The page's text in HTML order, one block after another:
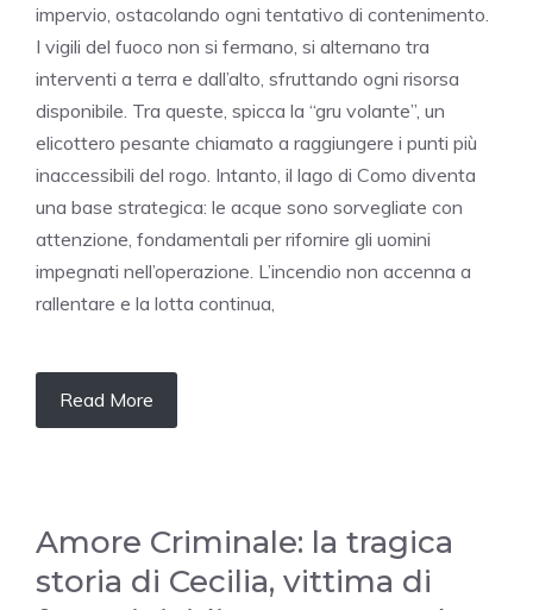
impervio, ostacolando ogni tentativo di contenimento.
I vigili del fuoco non si fermano, si alternano tra
interventi a terra e dall’alto, sfruttando ogni risorsa
disponibile. Tra queste, spicca la “gru volante”, un
elicottero pesante chiamato a raggiungere i punti più
inaccessibili del rogo. Intanto, il lago di Como diventa
una base strategica: le acque sono sorvegliate con
attenzione, fondamentali per rifornire gli uomini
impegnati nell’operazione. L’incendio non accenna a
rallentare e la lotta continua,
Read More
Amore Criminale: la tragica
storia di Cecilia, vittima di